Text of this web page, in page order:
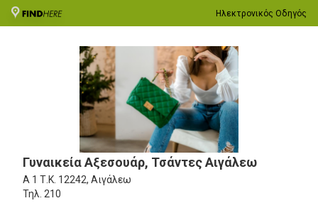
Ηλεκτρονικός Οδηγός
Γυναικεία Αξεσουάρ, Τσάντες Αιγάλεω
Α 1 Τ.Κ. 12242, Αιγάλεω
Τηλ. 210